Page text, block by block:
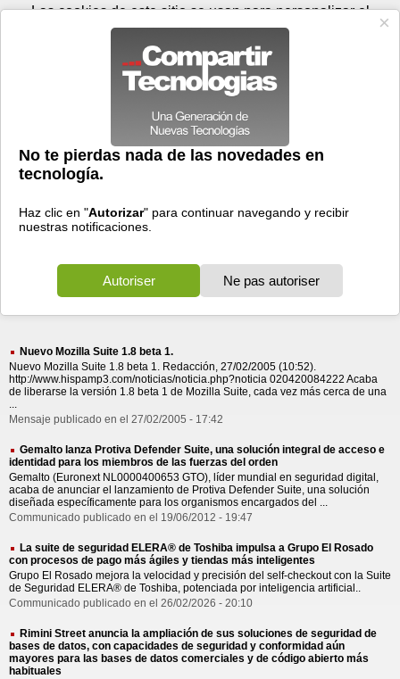
Prensa Videos
> suite seguridad
suite seguridad
310 resultados Ordenar por fecha-Ordenar por pertinencia
Nuevo Mozilla Suite 1.8 beta 1.
Nuevo Mozilla Suite 1.8 beta 1. Redacción, 27/02/2005 (10:52).
http://www.hispamp3.com/noticias/noticia.php?noticia 020420084222 Acaba
de liberarse la versión 1.8 beta 1 de Mozilla Suite, cada vez más cerca de una
...
Mensaje publicado en el 27/02/2005 - 17:42
Gemalto lanza Protiva Defender Suite, una solución integral de acceso e
identidad para los miembros de las fuerzas del orden
Gemalto (Euronext NL0000400653 GTO), líder mundial en seguridad digital,
acaba de anunciar el lanzamiento de Protiva Defender Suite, una solución
diseñada específicamente para los organismos encargados del ...
Communicado publicado en el 19/06/2012 - 19:47
La suite de seguridad ELERA® de Toshiba impulsa a Grupo El Rosado
con procesos de pago más ágiles y tiendas más inteligentes
Grupo El Rosado mejora la velocidad y precisión del self-checkout con la Suite
de Seguridad ELERA® de Toshiba, potenciada por inteligencia artificial..
Communicado publicado en el 26/02/2026 - 20:10
Rimini Street anuncia la ampliación de sus soluciones de seguridad de
bases de datos, con capacidades de seguridad y conformidad aún
mayores para las bases de datos comerciales y de código abierto más
habituales
Jueves 06 de agosto - 08:17 Registrar Conectar
Las cookies de este sitio se usan para personalizar el
contenido y los anuncios, para ofrecer funciones de medios
sociales y para analizar el tráfico. Además, compartimos
información sobre el uso que haga del sitio web con nuestros
partners de medios sociales, de publicidad y de análisis
web.
OK